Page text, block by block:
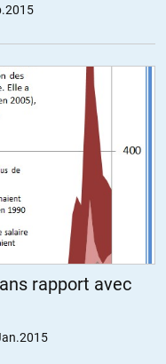
rapport avec